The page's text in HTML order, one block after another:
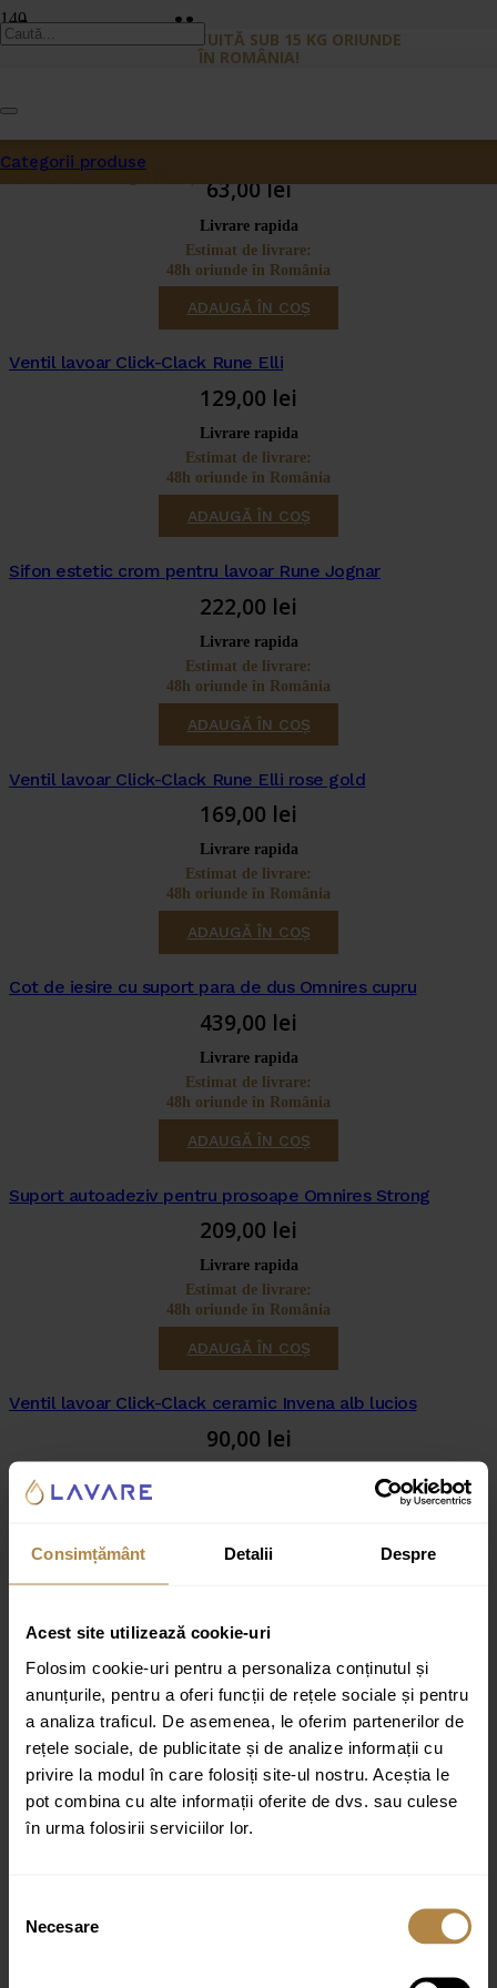
Consimțământ Detalii Despre
Acest site utilizează cookie-uri
Folosim cookie-uri pentru a personaliza conținutul și
anunțurile, pentru a oferi funcții de rețele sociale și pentru
a analiza traficul. De asemenea, le oferim partenerilor de
rețele sociale, de publicitate și de analize informații cu
privire la modul în care folosiți site-ul nostru. Aceștia le
pot combina cu alte informații oferite de dvs. sau culese
în urma folosirii serviciilor lor.
consimțământului
Necesare
LIVRARE GRATUITĂ SUB 15 KG ORIUNDE
ÎN ROMÂNIA!
Produsa fost adăugat în coș.
Categorii produse
Accesorii
Extensie de 30 de cm coloană de duș Invena neagră
63,00lei
Livrare rapida
Estimat de livrare:
48h oriunde în România
ADAUGĂ ÎN COȘ
Ventil lavoar Click-Clack Rune Elli
129,00 lei
Livrare rapida
Estimat de livrare:
48h oriunde în România
ADAUGĂ ÎN COȘ
Sifon estetic crom pentru lavoar Rune Jognar
222,00 lei
Livrare rapida
Estimat de livrare:
48h oriunde în România
ADAUGĂ ÎN COȘ
Ventil lavoar Click-Clack Rune Elli rose gold
169,00 lei
Livrare rapida
Estimat de livrare:
48h oriunde în România
ADAUGĂ ÎN COȘ
Cot de iesire cu suport para de dus Omnires cupru
439,00 lei
Livrare rapida
Estimat de livrare:
48h oriunde în România
ADAUGĂ ÎN COȘ
Suport autoadeziv pentru prosoape Omnires Strong
209,00 lei
Livrare rapida
Estimat de livrare:
48h oriunde în România
ADAUGĂ ÎN COȘ
Ventil lavoar Click-Clack ceramic Invena alb lucios
90,00 lei
ADAUGĂ ÎN COȘ
100,00
Livrare rapida
Estimat de livrare:
48h oriunde în România
ADAUGĂ ÎN COȘ
Capac de toaleta soft close Invena Dokos alb